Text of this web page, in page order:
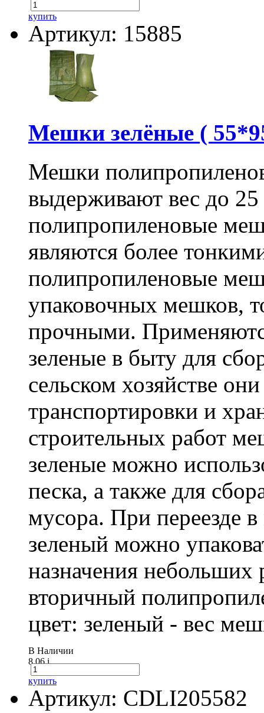
купить
Артикул: 15885
Мешки зелёные (
Мешки
выдерживают вес до
полипропиленовые
являются более
полипропиленовые
упаковочных мешков,
прочными.
зеленые в быту для
сельском хозяйстве
транспортировки и
строительных работ
зеленые можно
песка, а также для
мусора. При переезде
зеленый можно
назначения небольших
вторичный
цвет: зеленый - вес
В Наличии
8.06i
купить
Артикул: CDLI205582